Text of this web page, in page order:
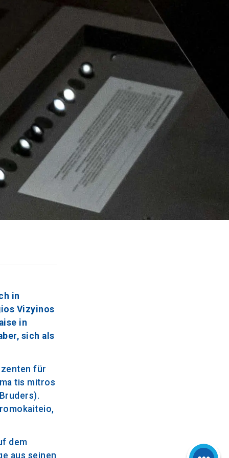
in
Vizyinos
in
sich als
für
tis mitros
dem
aus seinen